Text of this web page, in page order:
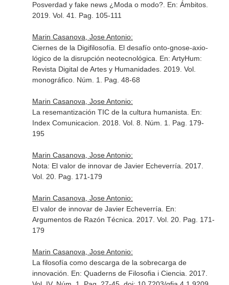
Posverdad y fake news ¿Moda o modo?. En: Ámbitos.
2019. Vol. 41. Pag. 105-111
Marin Casanova, Jose Antonio:
Ciernes de la Digifilosofía. El desafío onto-gnose-axio-
lógico de la disrupción neotecnológica. En: ArtyHum:
Revista Digital de Artes y Humanidades. 2019. Vol.
monográfico. Núm. 1. Pag. 48-68
Marin Casanova, Jose Antonio:
La resemantización TIC de la cultura humanista. En:
Index Comunicacion . 2018. Vol. 8. Núm. 1. Pag. 179-
195
Marin Casanova, Jose Antonio:
Nota: El valor de innovar de Javier Echeverría. 2017.
Vol. 20. Pag. 171-179
Marin Casanova, Jose Antonio:
El valor de innovar de Javier Echeverría. En:
Argumentos de Razón Técnica . 2017. Vol. 20. Pag. 171-
179
Marin Casanova, Jose Antonio:
La filosofía como descarga de la sobrecarga de
innovación. En: Quaderns de Filosofia i Ciencia . 2017.